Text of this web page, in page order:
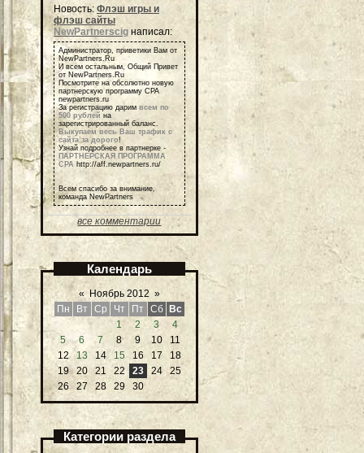
Новость: Флэш игры и
флэш сайты
NewPartnerscig написал:
Администратор, приветики Вам от
NewPartners.Ru
И всем остальным, Общий Привет
от NewPartners.Ru
Посмотрите на обсолютно новую
партнерскую программу СРА
newpartners.ru
За регистрацию дарим всем по
500 рублей на
зарегистрированный баланс.
Выкупаем весь Ваш трафик с
сайта за дорого!
Узнай подробнее в партнерке -
ПАРТНЕРСКАЯ ПРОГРАММА
СРА http://aff.newpartners.ru/
Всем спасибо за внимание,
команда NewPartners
все комментарии
Календарь
« Ноябрь 2012 »
Пн
Вт Ср Чт Пт Сб
Вс
1
2 3
4
5
6 7 8 9 10
11
12
13 14 15 16 17
18
19
20 21 22 23 24
25
26
27 28 29 30
Категории раздела